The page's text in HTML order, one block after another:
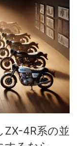
ZX-4R系の並